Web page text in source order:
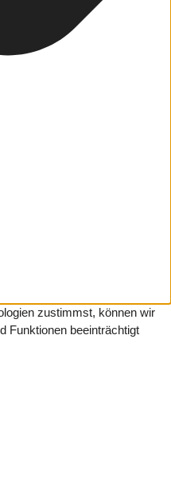
zustimmst, können wir
Funktionen beeinträchtigt